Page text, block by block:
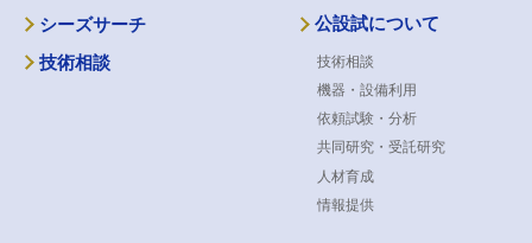
シーズサーチ
技術相談
公設試について
技術相談
機器・設備利用
依頼試験・分析
共同研究・受託研究
人材育成
情報提供